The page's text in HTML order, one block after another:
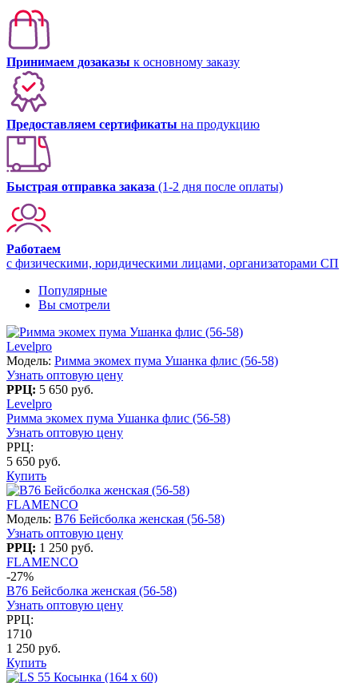
Принимаем дозаказы к основному заказу
Предоставляем сертификаты на продукцию
Быстрая отправка заказа (1-2 дня после оплаты)
Работаем
с физическими, юридическими лицами, организаторами СП
Популярные
Вы смотрели
Levelpro
Модель: Римма экомех пума Ушанка флис (56-58)
Узнать оптовую цену
РРЦ: 5 650 руб.
Levelpro
Римма экомех пума Ушанка флис (56-58)
Узнать оптовую цену
РРЦ:
5 650 руб.
Купить
FLAMENCO
Модель: B76 Бейсболка женская (56-58)
Узнать оптовую цену
РРЦ: 1 250 руб.
FLAMENCO
-27%
B76 Бейсболка женская (56-58)
Узнать оптовую цену
РРЦ:
1710
1 250 руб.
Купить